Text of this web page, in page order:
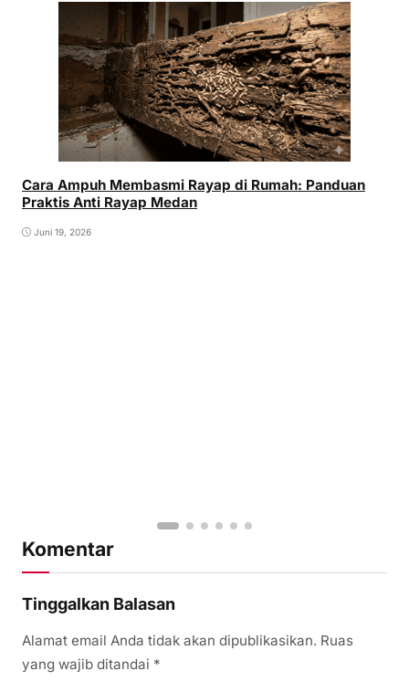
Cara Ampuh Membasmi Rayap di Rumah: Panduan
Praktis Anti Rayap Medan
Juni 19, 2026
Komentar
Tinggalkan Balasan
Alamat email Anda tidak akan dipublikasikan. Ruas
yang wajib ditandai *